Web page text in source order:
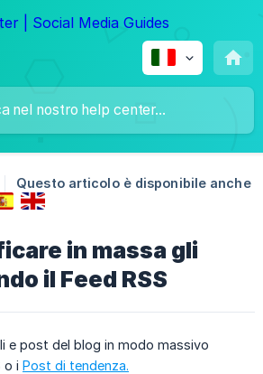
Questo articolo è disponibile anche
in massa gli
il Feed RSS
e post del blog in modo massivo
o i Post di tendenza.